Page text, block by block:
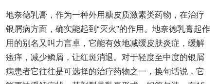
地奈德乳膏，作为一种外用糖皮质激素类药物，在治疗
银屑病方面，确实能起到“灭火”的作用。地奈德乳膏起作
用的别名又叫力言卓，它能有效地减缓皮肤炎症，缓解
瘙痒，减少鳞屑，让红斑消退。对于轻度至中度的银屑
病患者它往往是可选择的治疗药物之一，换句话说，它